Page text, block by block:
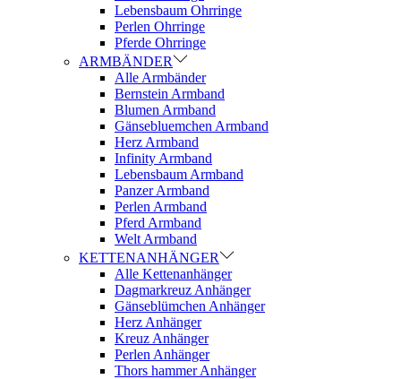
Lebensbaum Ohrringe
Perlen Ohrringe
Pferde Ohrringe
ARMBÄNDER
Alle Armbänder
Bernstein Armband
Blumen Armband
Gänsebluemchen Armband
Herz Armband
Infinity Armband
Lebensbaum Armband
Panzer Armband
Perlen Armband
Pferd Armband
Welt Armband
KETTENANHÄNGER
Alle Kettenanhänger
Dagmarkreuz Anhänger
Gänseblümchen Anhänger
Herz Anhänger
Kreuz Anhänger
Perlen Anhänger
Thors hammer Anhänger